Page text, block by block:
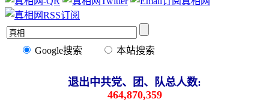
Google搜索 本站搜索
退出中共党、团、队总人数:
464,870,359